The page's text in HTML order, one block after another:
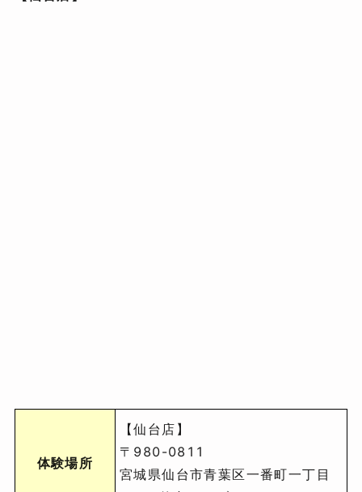
体験場所
【仙台店】
〒980-0811
宮城県仙台市青葉区一番町一丁目